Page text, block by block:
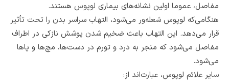
مفاصل، عموما اولین نشانه‌های بیماری لوپوس هستند.
هنگامی‌که لوپوس شعله‌ور می‌شود، التهاب سراسر بدن را تحت تأثیر
قرار می‌دهد. این التهاب باعث ضخیم شدن پوشش نازکی در اطراف
مفاصل می‌شود که منجر به درد و تورم در دست‌ها، مچ‌ها و پاها
می‌شود.
سایر علائم لوپوس، عبارت‌اند از: